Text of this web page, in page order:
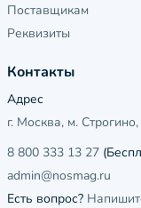
Поставщикам
Реквизиты
Контакты
Адрес
г. Москва, м.
8 800 333 13 27
admin@nosmag.ru
Есть вопрос?